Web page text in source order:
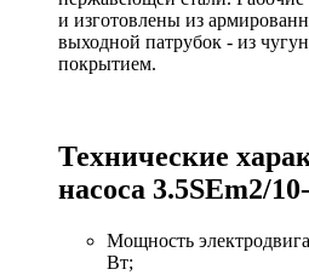
и изготовлены из
выходной патрубок - из
покрытием.
Технические
насоса 3.5SEm2/
Мощность
Вт;